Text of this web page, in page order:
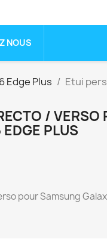
NOUS
Edge Plus Etui
/ VERSO
PLUS
pour Samsung